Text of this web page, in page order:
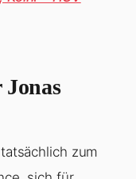
Jonas
zum